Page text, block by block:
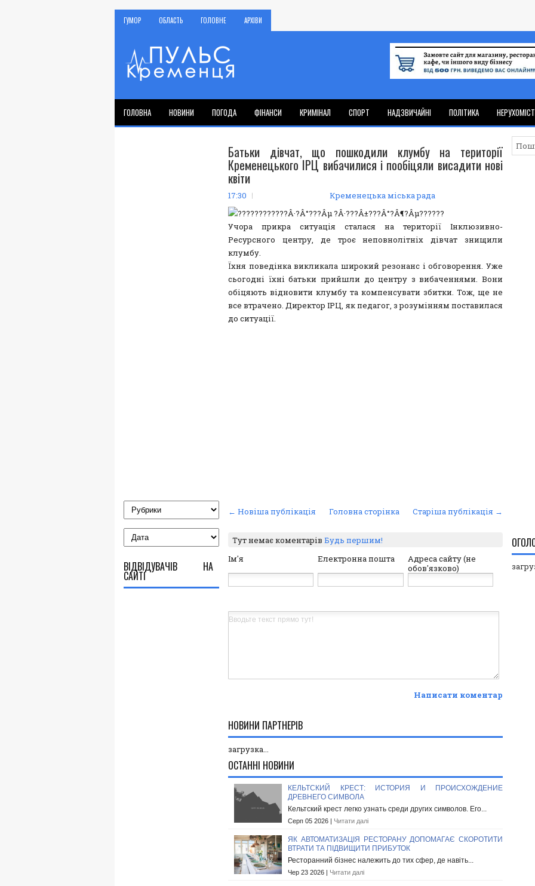
ГУМОР ОБЛАСТЬ ГОЛОВНЕ АРХІВИ
ГОЛОВНА НОВИНИ ПОГОДА ФІНАНСИ КРИМІНАЛ СПОРТ НАДЗВИЧАЙНІ ПОЛІТИКА
Батьки дівчат, що пошкодили клумбу на території
Кременецького ІРЦ вибачилися і пообіцяли висадити нові
квіти
17:30 Кременецька міська рада
Учора прикра ситуація сталася на території Інклюзивно-
Ресурсного центру, де троє неповнолітніх дівчат знищили
клумбу.
Їхня поведінка викликала широкий резонанс і обговорення. Уже
сьогодні їхні батьки прийшли до центру з вибаченнями. Вони
обіцяють відновити клумбу та компенсувати збитки. Тож, ще не
все втрачено. Директор ІРЦ, як педагог, з розумінням поставилася
до ситуації.
← Новіша публікація Старіша публікація →
Головна сторінка
Тут немає коментарів Будь першим!
Ім'я
Електронна пошта
Адреса сайту (не
обов'язково)
Написати коментар
НОВИНИ ПАРТНЕРІВ
загрузка...
ОСТАННІ НОВИНИ
КЕЛЬТСКИЙ КРЕСТ: ИСТОРИЯ И ПРОИСХОЖДЕНИЕ
ДРЕВНЕГО СИМВОЛА
Кельтский крест легко узнать среди других символов. Его...
Серп 05 2026 | Читати далі
ЯК АВТОМАТИЗАЦІЯ РЕСТОРАНУ ДОПОМАГАЄ СКОРОТИТИ
ВТРАТИ ТА ПІДВИЩИТИ ПРИБУТОК
Ресторанний бізнес належить до тих сфер, де навіть...
Чер 23 2026 | Читати далі
ВІДВІДУВАЧІВ НА
САЙТІ